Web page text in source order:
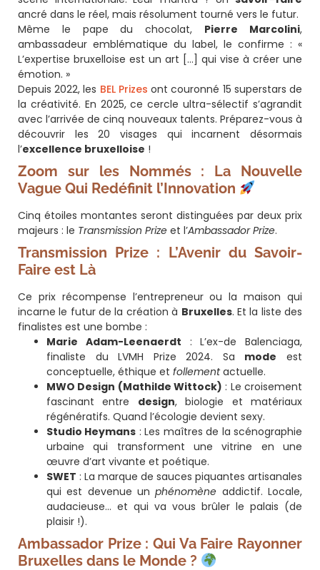
ancré dans le réel, mais résolument tourné vers le futur.
Même le pape du chocolat, Pierre Marcolini,
ambassadeur emblématique du label, le confirme : «
L’expertise bruxelloise est un art […] qui vise à créer une
émotion. »
Depuis 2022, les BEL Prizes ont couronné 15 superstars de
la créativité. En 2025, ce cercle ultra-sélectif s’agrandit
avec l’arrivée de cinq nouveaux talents. Préparez-vous à
découvrir les 20 visages qui incarnent désormais
l’excellence bruxelloise !
Zoom sur les Nommés : La Nouvelle
Vague Qui Redéfinit l’Innovation
Cinq étoiles montantes seront distinguées par deux prix
majeurs : le Transmission Prize et l’Ambassador Prize.
Transmission Prize : L’Avenir du Savoir-
Faire est Là
Ce prix récompense l’entrepreneur ou la maison qui
incarne le futur de la création à Bruxelles. Et la liste des
finalistes est une bombe :
Marie Adam-Leenaerdt : L’ex-de Balenciaga,
finaliste du LVMH Prize 2024. Sa mode est
conceptuelle, éthique et follementactuelle.
MWO Design (Mathilde Wittock) : Le croisement
fascinant entre design, biologie et matériaux
régénératifs. Quand l’écologie devient sexy.
Studio Heymans : Les maîtres de la scénographie
urbaine qui transforment une vitrine en une
œuvre d’art vivante et poétique.
SWET : La marque de sauces piquantes artisanales
qui est devenue unphénomène addictif. Locale,
audacieuse… et qui va vous brûler le palais (de
plaisir !).
Ambassador Prize : Qui Va Faire Rayonner
Bruxelles dans le Monde ?